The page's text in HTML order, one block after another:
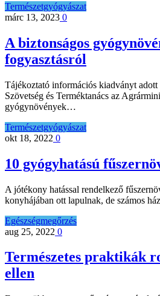
Természetgyógyászat
márc 13, 2023 0
A biztonságos
fogyasztásról
Tájékoztató információs kiadványt
Szövetség és Terméktanács az
gyógynövények…
Természetgyógyászat
okt 18, 2022 0
10 gyógyhatású
A jótékony hatással rendelkező
konyhájában ott lapulnak, de számos
Egészségmegőrzés
aug 25, 2022 0
Természetes praktikák
ellen